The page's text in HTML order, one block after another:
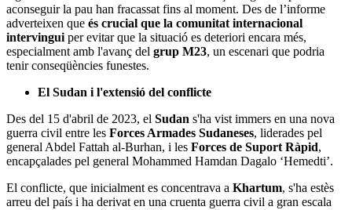
aconseguir la pau han fracassat fins al moment. Des de l’informe
adverteixen que és crucial que la comunitat internacional
intervingui per evitar que la situació es deteriori encara més,
especialment amb l'avanç del grup M23, un escenari que podria
tenir conseqüències funestes​.
El Sudan i l'extensió del conflicte
Des del 15 d'abril de 2023, el Sudan s'ha vist immers en una nova
guerra civil entre les Forces Armades Sudaneses, liderades pel
general Abdel Fattah al-Burhan, i les Forces de Suport Ràpid,
encapçalades pel general Mohammed Hamdan Dagalo ‘Hemedti’.
El conflicte, que inicialment es concentrava a Khartum, s'ha estès
arreu del país i ha derivat en una cruenta guerra civil a gran escala